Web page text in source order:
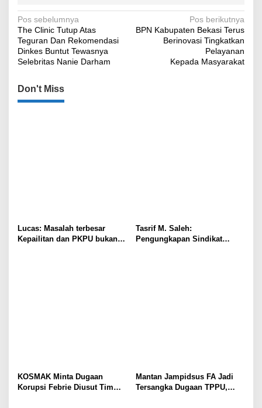
Navigasi
pos
Pos sebelumnya
The Clinic Tutup Atas
Teguran Dan Rekomendasi
Dinkes Buntut Tewasnya
Selebritas Nanie Darham
Pos berikutnya
BPN Kabupaten Bekasi Terus
Berinovasi Tingkatkan
Pelayanan
Kepada Masyarakat
Don't Miss
Lucas: Masalah terbesar
Kepailitan dan PKPU bukan
Tasrif M. Saleh:
Pengungkapan Sindikat
KOSMAK Minta Dugaan
Korupsi Febrie Diusut Tim
Mantan Jampidsus FA Jadi
Tersangka Dugaan TPPU,